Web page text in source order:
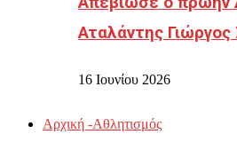
Αταλάντης
16 Ιουνίου 2026
Αρχική -Αθλητισμός